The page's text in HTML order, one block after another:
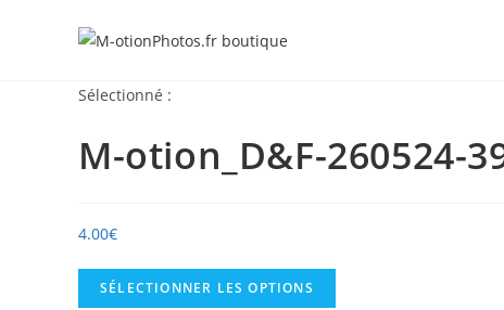
Sélectionné :
M-otion_D&F-260524-
4.00€
SÉLECTIONNER LES OPTIONS